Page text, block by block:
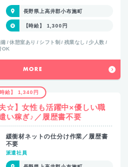
長野県上高井郡小布施町
【時給】 1,300円
休憩室あり シフト制 残業なし
少人数
OK
MORE
時給】 1,340円
☆】女性も活躍中×優しい職
い稼ぎ♪／履歴書不要
緩衝材ネットの仕分け作業／履歴書
不要
派遣社員